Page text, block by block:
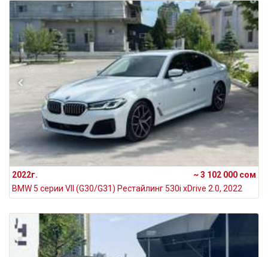
2022г.
~ 3 102 000 сом
BMW 5 серии VII (G30/G31) Рестайлинг 530i xDrive 2.0, 2022